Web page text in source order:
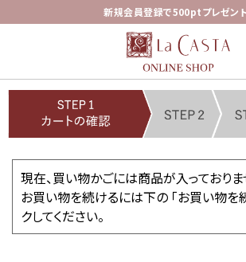
新規会員登録で500ptプレゼント
現在、買い物かごには商品が入っておりま
お買い物を続けるには下の 「お買い物を
クしてください。